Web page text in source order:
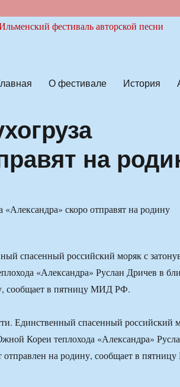
О фестивале История
на
спасенный российский моряк с
«Александра» Руслан Дричев в
сообщает в пятницу МИД РФ.
спасенный российский
Кореи теплохода «Александра»
отправлен на родину, сообщает в